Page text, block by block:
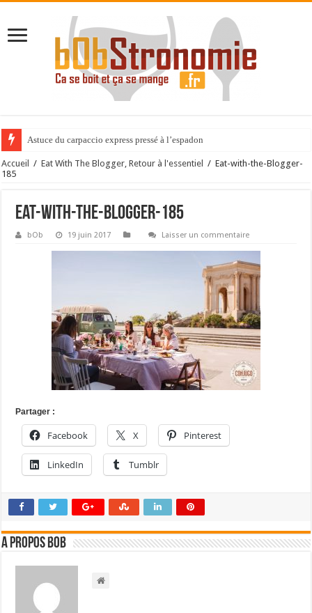
Astuce du carpaccio express pressé à l’espadon
Accueil / Eat With The Blogger, Retour à l'essentiel / Eat-with-the-Blogger-
185
Eat-with-the-Blogger-185
bOb 19 juin 2017 Laisser un commentaire
Partager :
Facebook X Pinterest
LinkedIn Tumblr
A propos bOb